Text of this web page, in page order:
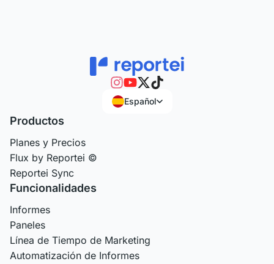
Español
Productos
Planes y Precios
Flux by Reportei ©
Reportei Sync
Funcionalidades
Informes
Paneles
Línea de Tiempo de Marketing
Automatización de Informes